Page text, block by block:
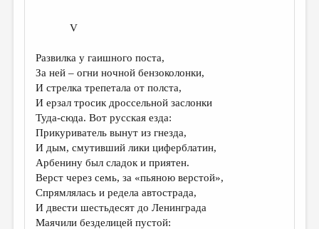
V
Развилка у гаишного поста,
За ней – огни ночной бензоколонки,
И стрелка трепетала от полста,
И ерзал тросик дроссельной заслонки
Туда-сюда. Вот русская езда:
Прикуриватель вынут из гнезда,
И дым, смутивший лики циферблатин,
Арбенину был сладок и приятен.
Верст через семь, за «пьяною верстой»,
Спрямлялась и редела автострада,
И двести шестьдесят до Ленинграда
Маячили безделицей пустой: